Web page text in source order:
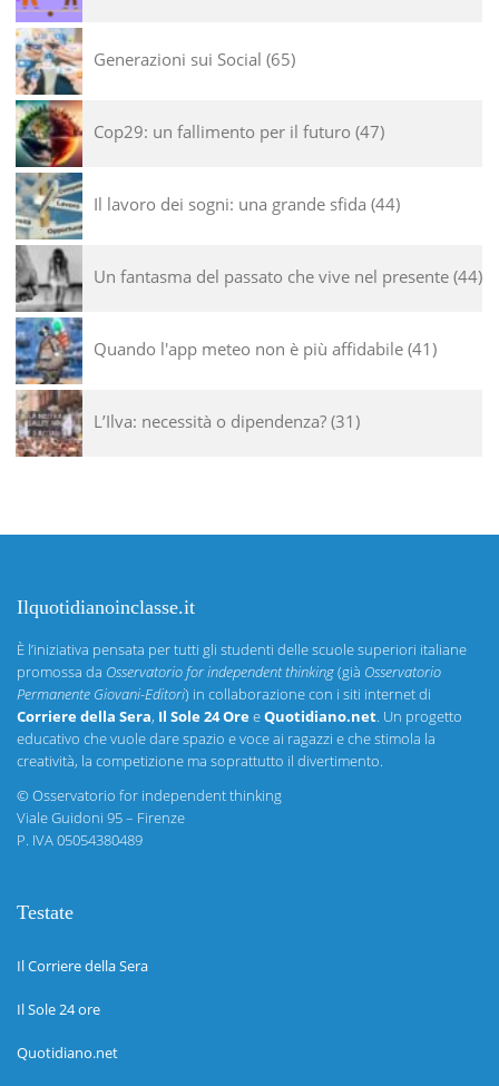
Generazioni sui Social 65
Cop29: un fallimento per il futuro 47
Il lavoro dei sogni: una grande sfida 44
Un fantasma del passato che vive nel presente 44
Quando l'app meteo non è più affidabile 41
L’Ilva: necessità o dipendenza? 31
Ilquotidianoinclasse.it
È l’iniziativa pensata per tutti gli studenti delle scuole superiori italiane
promossa da Osservatorio for independent thinking(già Osservatorio
Permanente Giovani-Editori) in collaborazione con i siti internet di
Corriere della Sera, Il Sole 24 OreeQuotidiano.net. Un progetto
educativo che vuole dare spazio e voce ai ragazzi e che stimola la
creatività, la competizione ma soprattutto il divertimento.
©Osservatorio for independent thinking
Viale Guidoni 95 – Firenze
P. IVA 05054380489
Testate
Il Corriere della Sera
Il Sole 24 ore
Quotidiano.net